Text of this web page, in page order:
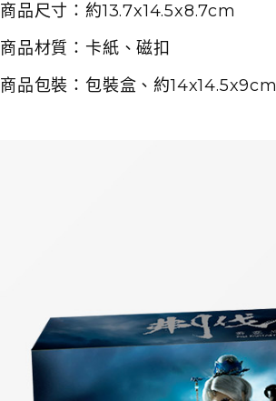
商品尺寸：約13.7x14.5x8.7cm
商品材質： 卡紙、磁扣
商品包裝：包裝盒、 約14x14.5x9cm